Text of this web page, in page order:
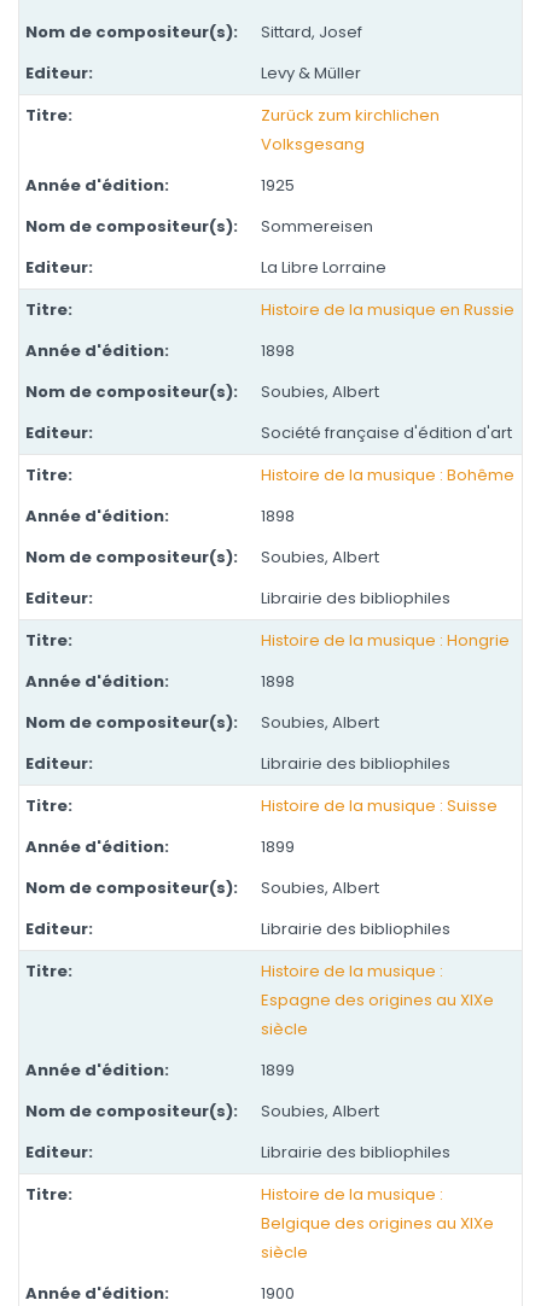
Sittard, Josef
Levy & Müller
Zurück zum kirchlichen
Volksgesang
1925
Sommereisen
La Libre Lorraine
Histoire de la musique en Russie
1898
Soubies, Albert
Société française d'édition d'art
Histoire de la musique : Bohême
1898
Soubies, Albert
Librairie des bibliophiles
Histoire de la musique : Hongrie
1898
Soubies, Albert
Librairie des bibliophiles
Histoire de la musique : Suisse
1899
Soubies, Albert
Librairie des bibliophiles
Histoire de la musique :
Espagne des origines au XIXe
siècle
1899
Soubies, Albert
Librairie des bibliophiles
Histoire de la musique :
Belgique des origines au XIXe
siècle
1900